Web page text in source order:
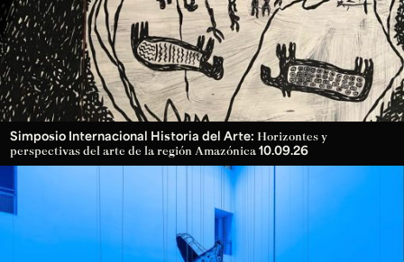
Simposio Internacional Historia del Arte: Horizontes y
perspectivas del arte de la región Amazónica 10.09.26